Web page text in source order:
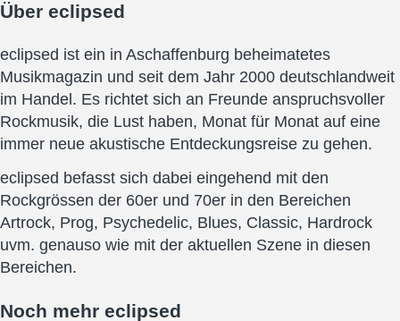
Über eclipsed
eclipsed ist ein in Aschaffenburg beheimatetes
Musikmagazin und seit dem Jahr 2000 deutschlandweit
im Handel. Es richtet sich an Freunde anspruchsvoller
Rockmusik, die Lust haben, Monat für Monat auf eine
immer neue akustische Entdeckungsreise zu gehen.
eclipsed befasst sich dabei eingehend mit den
Rockgrössen der 60er und 70er in den Bereichen
Artrock, Prog, Psychedelic, Blues, Classic, Hardrock
uvm. genauso wie mit der aktuellen Szene in diesen
Bereichen.
Noch mehr eclipsed